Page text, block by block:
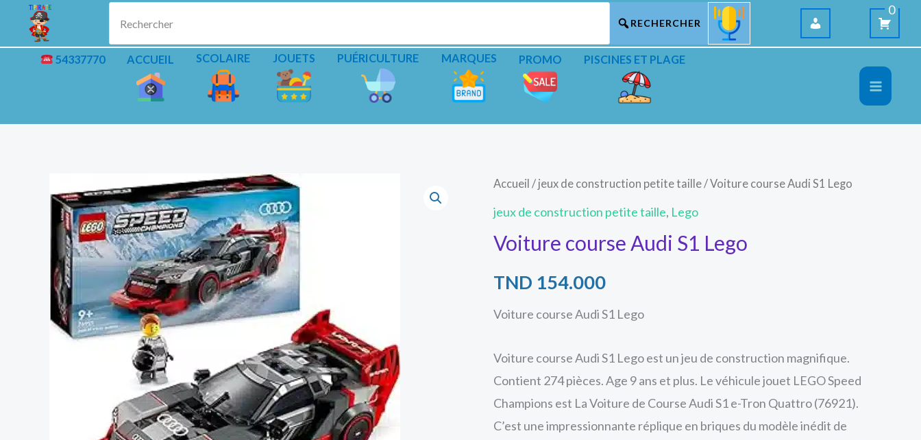
contenu
0
54337770 ACCUEIL SCOLAIRE JOUETS PUÉRICULTURE MARQUES PROMO PISCINES ET PLAGE
Accueil / jeux de construction petite taille/ Voiture course Audi S1 Lego
jeux de construction petite taille, Lego
Voiture course Audi S1 Lego
TND 154.000
Voiture course Audi S1 Lego
Voiture course Audi S1 Lego est un jeu de construction magnifique.
Contient 274 pièces. Age 9 ans et plus. Le véhicule jouet LEGO Speed
Champions est La Voiture de Course Audi S1 e-Tron Quattro (76921).
C’est une impressionnante réplique en briques du modèle inédit de